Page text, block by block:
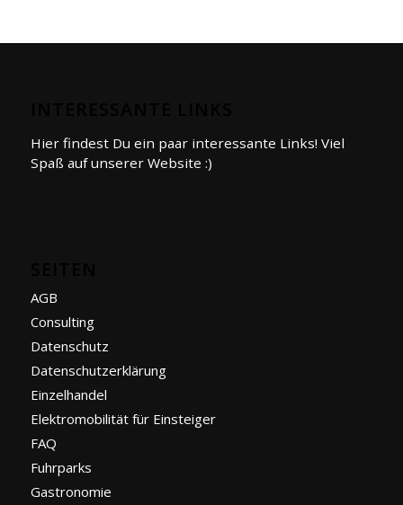
Hier findest Du ein paar interessante Links! Viel
Spaß auf unserer Website :)
AGB
Consulting
Datenschutz
Datenschutzerklärung
Einzelhandel
Elektromobilität für Einsteiger
FAQ
Fuhrparks
Gastronomie